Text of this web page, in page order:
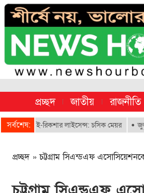
প্রচ্ছদ জাতীয় রাজনীতি
সর্বশেষ:
ই-রিকশার লাইসেন্স: চসিক মেয়র জুলাই
প্রচ্ছদ »চট্টগ্রাম সিএন্ডএফ